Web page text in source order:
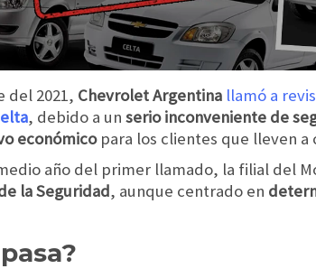
del 2021, Chevrolet Argentina llamó a
, debido a un serio inconveniente de
económicopara los clientes que lleven
año del primer llamado, la filial del
la Seguridad, aunque centrado en